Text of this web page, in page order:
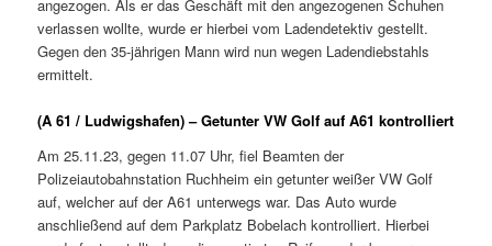
angezogen. Als er das Geschäft mit den angezogenen Schuhen
verlassen wollte, wurde er hierbei vom Ladendetektiv gestellt.
Gegen den 35-jährigen Mann wird nun wegen Ladendiebstahls
ermittelt.
(A 61 / Ludwigshafen) – Getunter VW Golf auf A61 kontrolliert
Am 25.11.23, gegen 11.07 Uhr, fiel Beamten der
Polizeiautobahnstation Ruchheim ein getunter weißer VW Golf
auf, welcher auf der A61 unterwegs war. Das Auto wurde
anschließend auf dem Parkplatz Bobelach kontrolliert. Hierbei